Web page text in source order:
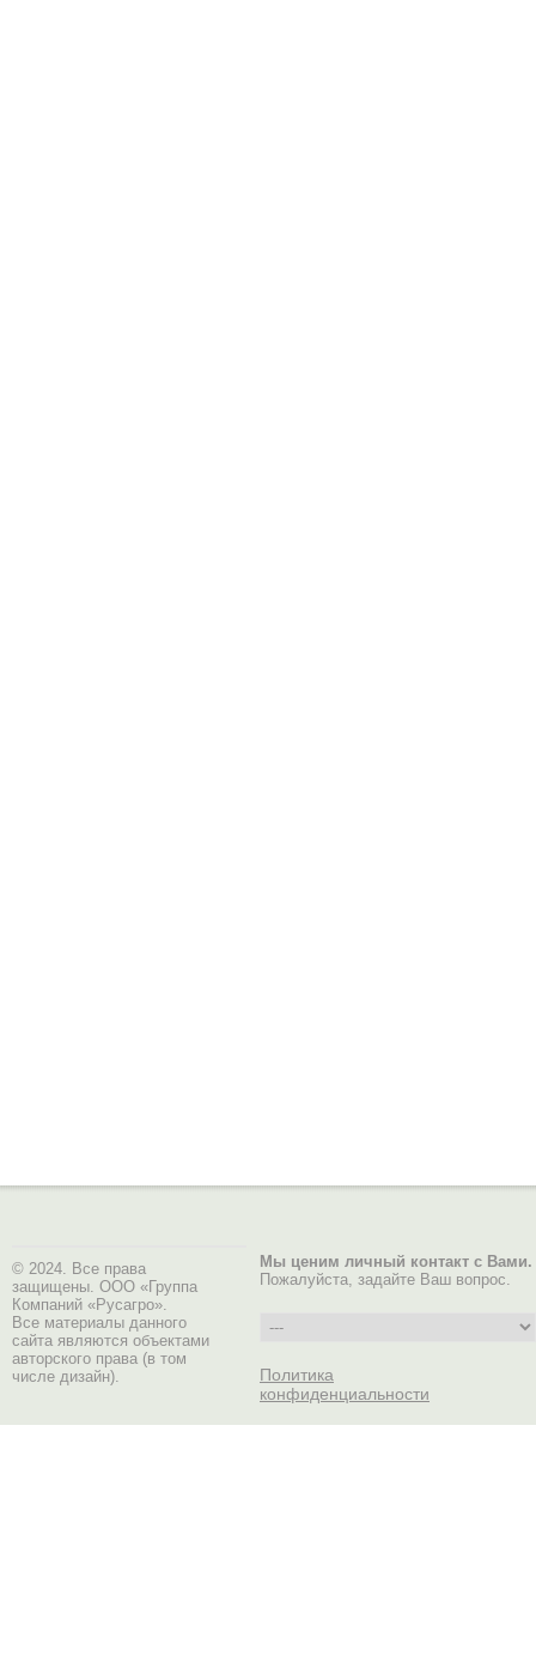
© 2024. Все права
защищены. ООО «Группа
Компаний «Русагро».
Все материалы данного
сайта являются объектами
авторского права (в том
числе дизайн).
Мы ценим личный контакт с Вами.
Пожалуйста, задайте Ваш вопрос.
Политика
конфиденциальности